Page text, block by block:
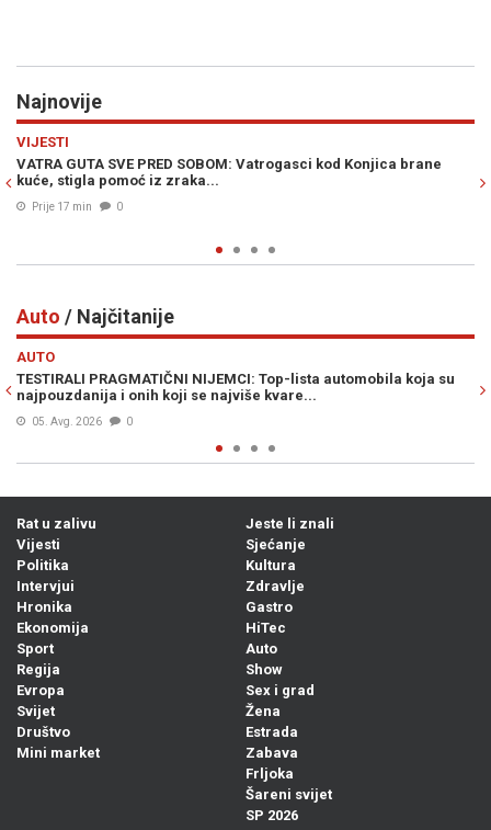
Najnovije
kod Konjica brane
DRAMA U RIJADU: Postoje pouzdani
pripremi napada na Saudijsku Arabiju...
Auto / Najčitanije
automobila koja su
TEŽAK UDARAC AUTOMOBILSKOM DIVU:
širom svijeta, poznat i razlog...
Rat u zalivu
Vijesti
Politika
Intervjui
Hronika
Ekonomija
Sport
Regija
Evropa
Svijet
Društvo
Mini market
Jeste li znali
Sjećanje
Kultura
Zdravlje
Gastro
HiTec
Auto
Show
Sex i grad
Žena
Estrada
Zabava
Frljoka
Šareni svijet
SP 2026